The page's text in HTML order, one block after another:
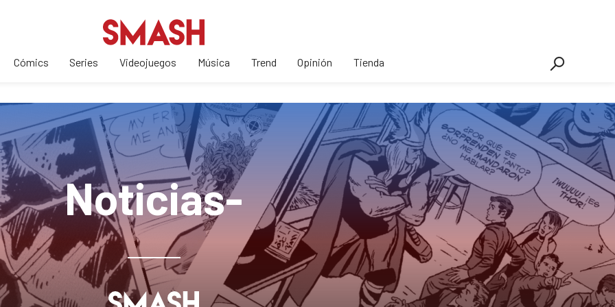
Cómics Series Videojuegos Música Trend Opinión Tienda
Noticias-